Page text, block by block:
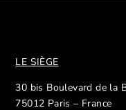
LE SIÈGE
30 bis Boulevard de la
75012 Paris – France